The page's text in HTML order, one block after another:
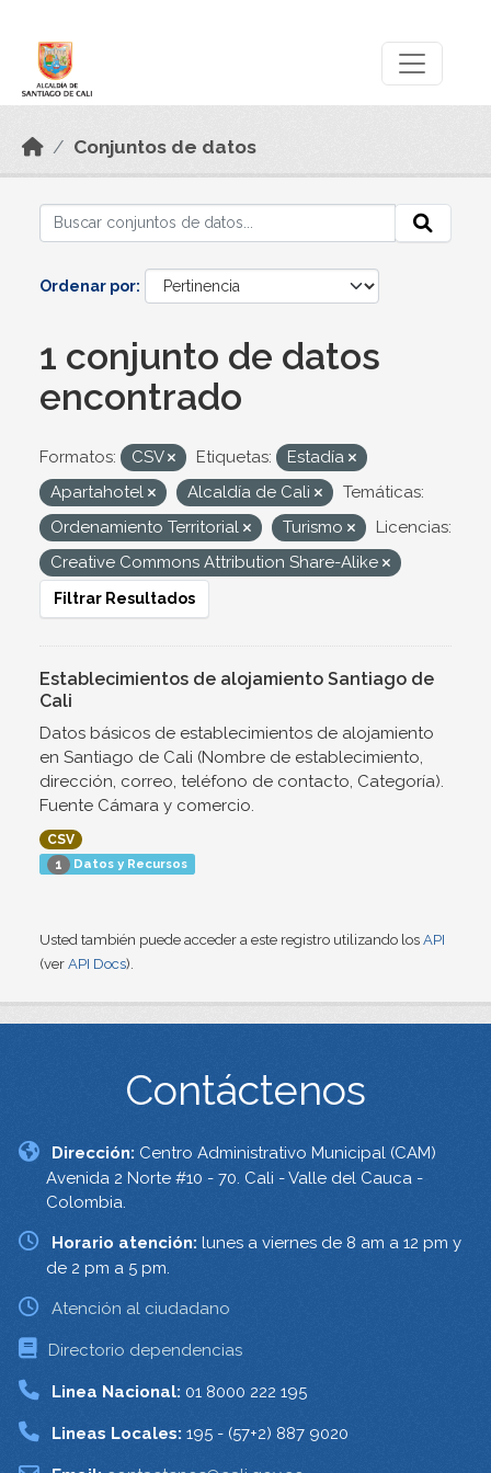
Conjuntos de datos
Ordenar por
1 conjunto de datos
encontrado
Formatos: CSV Etiquetas:
Estadía
Apartahotel
Alcaldía de Cali
Temáticas:
Ordenamiento Territorial
Turismo
Licencias:
Creative Commons Attribution Share-Alike
Filtrar Resultados
Establecimientos de alojamiento Santiago de
Cali
Datos básicos de establecimientos de alojamiento
en Santiago de Cali (Nombre de establecimiento,
dirección, correo, teléfono de contacto, Categoría).
Fuente Cámara y comercio.
CSV
1 Datos y Recursos
Usted también puede acceder a este registro utilizando los API
(ver API Docs).
Contáctenos
Dirección: Centro Administrativo Municipal (CAM)
Avenida 2 Norte #10 - 70. Cali - Valle del Cauca -
Colombia.
Horario atención: lunes a viernes de 8 am a 12 pm y
de 2 pm a 5 pm.
Atención al ciudadano
Directorio dependencias
Linea Nacional: 01 8000 222 195
Lineas Locales: 195 - (57+2) 887 9020